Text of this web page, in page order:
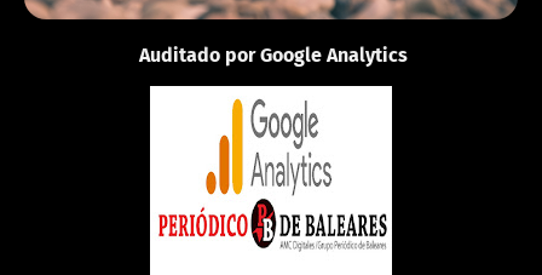
Auditado por Google Analytics